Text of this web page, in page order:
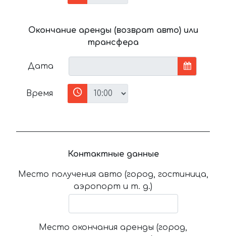
Окончание аренды (возврат авто) или
трансфера
Дата
Время
Контактные данные
Место получения авто (город, гостиница,
аэропорт и т. д.)
Место окончания аренды (город,